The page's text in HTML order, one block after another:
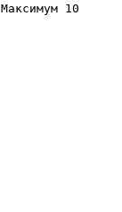
10